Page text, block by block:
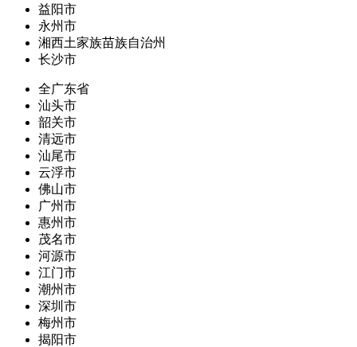
益阳市
永州市
湘西土家族苗族自治州
长沙市
全广东省
汕头市
韶关市
清远市
汕尾市
云浮市
佛山市
广州市
惠州市
茂名市
河源市
江门市
潮州市
深圳市
梅州市
揭阳市